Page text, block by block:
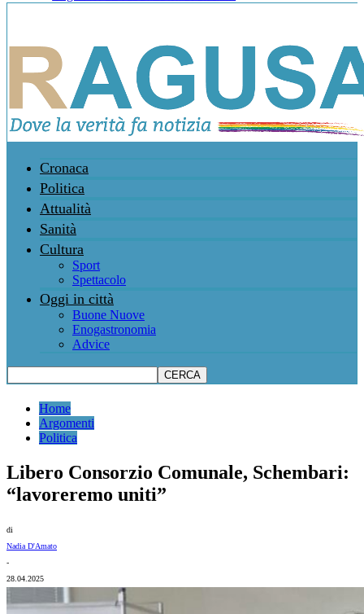
Cronaca
Politica
Attualità
Sanità
Cultura
Sport
Spettacolo
Oggi in città
Buone Nuove
Enogastronomia
Advice
Home
Argomenti
Politica
Libero Consorzio Comunale, Schembari:
“lavoreremo uniti”
di
Nadia D'Amato
-
28.04.2025